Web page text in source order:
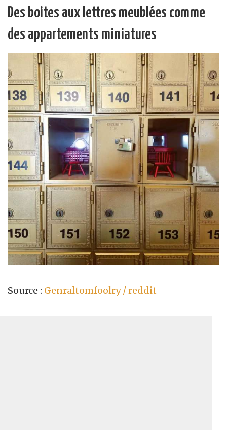
Des boites aux lettres meublées comme
des appartements miniatures
Source : Genraltomfoolry / reddit